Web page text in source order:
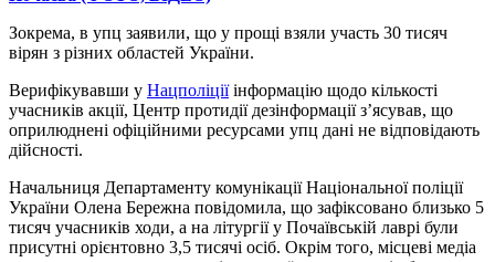
Зокрема, в упц заявили, що у прощі взяли участь 30 тисяч
вірян з різних областей України.
Верифікувавши у Нацполіціїінформацію щодо кількості
учасників акції, Центр протидії дезінформації з’ясував, що
оприлюднені офіційними ресурсами упц дані не відповідають
дійсності.
Начальниця Департаменту комунікації Національної поліції
України Олена Бережна повідомила, що зафіксовано близько 5
тисяч учасників ходи, а на літургії у Почаївській лаврі були
присутні орієнтовно 3,5 тисячі осіб. Окрім того, місцеві медіа